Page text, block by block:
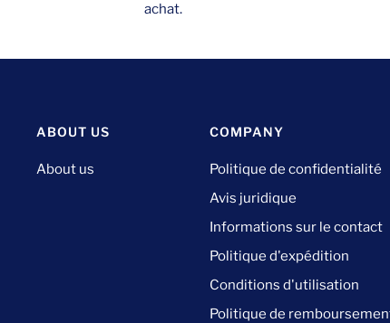
achat.
ABOUT US
About us
COMPANY
Politique de confidentialité
Avis juridique
Informations sur le contact
Politique d'expédition
Conditions d'utilisation
Politique de